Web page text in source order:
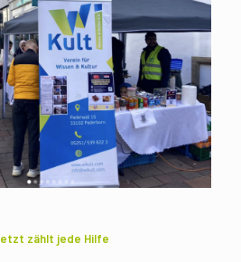
zählt jede Hilfe